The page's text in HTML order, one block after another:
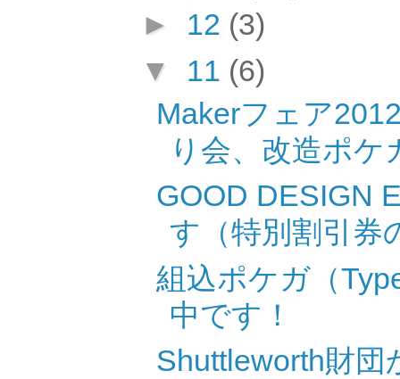
► 12 (3)
▼ 11 (6)
Makerフェア
り会、改造ポ
GOOD DESIGN
す（特別割引券
組込ポケガ（
中です！
Shuttleworth財団